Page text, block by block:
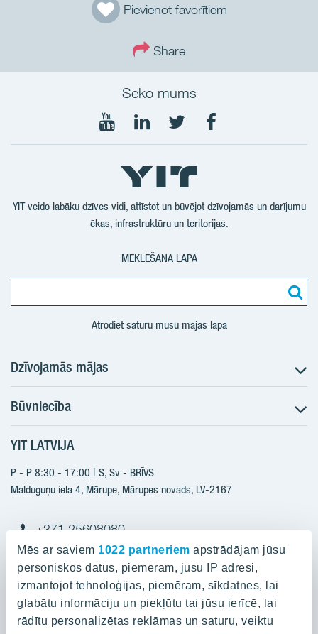
Mēs ar saviem 1022 partneriem apstrādājam jūsu
personiskos datus, piemēram, jūsu IP adresi,
izmantojot tehnoloģijas, piemēram, sīkdatnes, lai
glabātu informāciju un piekļūtu tai jūsu ierīcē, lai
rādītu personalizētas reklāmas un saturu, veiktu
Pievienot favorītiem
Share
Seko mums
Seko
mums
YouTube
Seko
mums
LinkedIn
Seko
mums
Twtitter
Seko
YIT veido labāku dzīves vidi, attīstot un būvējot dzīvojamās un darījumu
ēkas, infrastruktūru un teritorijas.
MEKLĒŠANA LAPĀ
Atrodiet saturu mūsu mājas lapā
Dzīvojamās mājas
Meklēt dzīvokli
Nākotnes projekti
Pārdošanas informācija
YIT Plus
Kontakti
Būvniecība
Būvniecība
Jaunie projekti
Realizētie projekti
YIT LATVIJA
P - P 8:30 - 17:00 | S, Sv - BRĪVS
Malduguņu iela 4, Mārupe, Mārupes novads, LV-2167
+371 25608080
yitmajas@yit.lv
Projekti